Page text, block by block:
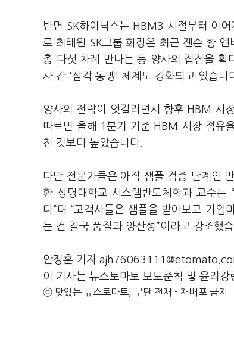
반면 SK하이닉스는 HBM3 시절부터 이
로 최태원 SK그룹 회장은 최근 젠슨 황
총 다섯 차례 만나는 등 양사의 접점을
사 간 '삼각 동맹' 체제도 강화되고 있습니
양사의 전략이 엇갈리면서 향후 HBM 시
따르면 올해 1분기 기준 HBM 시장 점유
친 것보다 높았습니다.
다만 전문가들은 아직 샘플 검증 단계인
환 상명대학교 시스템반도체학과 교수
다”며 “고객사들은 샘플을 받아보고 기
는 건 결국 품질과 양산성”이라고 강조했습
안정훈 기자
이 기사는 뉴스토마토 보도준칙 및 윤리
ⓒ 맛있는 뉴스토마토, 무단 전재 - 재배포 금지